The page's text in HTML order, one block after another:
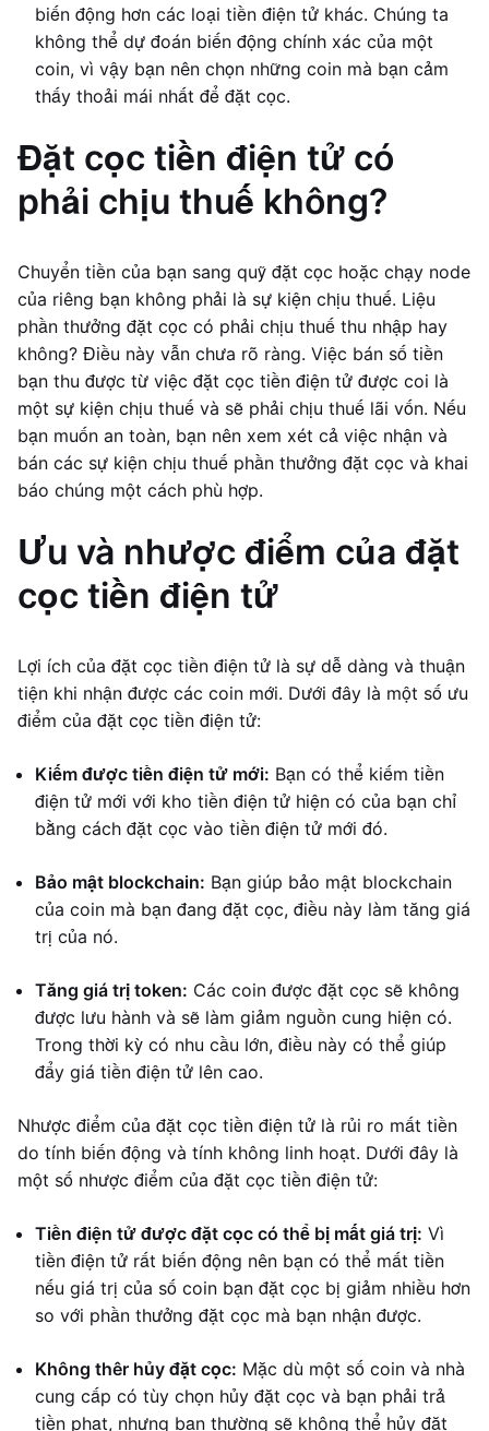
biến động hơn các loại tiền điện tử khác. Chúng ta
không thể dự đoán biến động chính xác của một
coin, vì vậy bạn nên chọn những coin mà bạn cảm
thấy thoải mái nhất để đặt cọc.
Đặt cọc tiền điện tử có
phải chịu thuế không?
Chuyển tiền của bạn sang quỹ đặt cọc hoặc chạy node
của riêng bạn không phải là sự kiện chịu thuế. Liệu
phần thưởng đặt cọc có phải chịu thuế thu nhập hay
không? Điều này vẫn chưa rõ ràng. Việc bán số tiền
bạn thu được từ việc đặt cọc tiền điện tử được coi là
một sự kiện chịu thuế và sẽ phải chịu thuế lãi vốn. Nếu
bạn muốn an toàn, bạn nên xem xét cả việc nhận và
bán các sự kiện chịu thuế phần thưởng đặt cọc và khai
báo chúng một cách phù hợp.
Ưu và nhược điểm của đặt
cọc tiền điện tử
Lợi ích của đặt cọc tiền điện tử là sự dễ dàng và thuận
tiện khi nhận được các coin mới. Dưới đây là một số ưu
điểm của đặt cọc tiền điện tử:
Kiếm được tiền điện tử mới: Bạn có thể kiếm tiền
điện tử mới với kho tiền điện tử hiện có của bạn chỉ
bằng cách đặt cọc vào tiền điện tử mới đó.
Bảo mật blockchain: Bạn giúp bảo mật blockchain
của coin mà bạn đang đặt cọc, điều này làm tăng giá
trị của nó.
Tăng giá trị token: Các coin được đặt cọc sẽ không
được lưu hành và sẽ làm giảm nguồn cung hiện có.
Trong thời kỳ có nhu cầu lớn, điều này có thể giúp
đẩy giá tiền điện tử lên cao.
Nhược điểm của đặt cọc tiền điện tử là rủi ro mất tiền
do tính biến động và tính không linh hoạt. Dưới đây là
một số nhược điểm của đặt cọc tiền điện tử:
Tiền điện tử được đặt cọc có thể bị mất giá trị: Vì
tiền điện tử rất biến động nên bạn có thể mất tiền
nếu giá trị của số coin bạn đặt cọc bị giảm nhiều hơn
so với phần thưởng đặt cọc mà bạn nhận được.
Không thêr hủy đặt cọc: Mặc dù một số coin và nhà
cung cấp có tùy chọn hủy đặt cọc và bạn phải trả
tiền phạt, nhưng bạn thường sẽ không thể hủy đặt